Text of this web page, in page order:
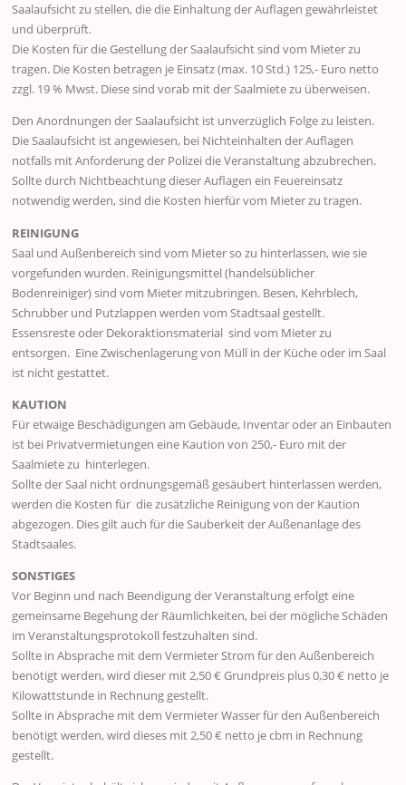
Saalaufsicht zu stellen, die die Einhaltung der Auflagen gewährleistet
und überprüft.
Die Kosten für die Gestellung der Saalaufsicht sind vom Mieter zu
tragen. Die Kosten betragen je Einsatz (max. 10 Std.) 125,- Euro netto
zzgl. 19 % Mwst. Diese sind vorab mit der Saalmiete zu überweisen.
Den Anordnungen der Saalaufsicht ist unverzüglich Folge zu leisten.
Die Saalaufsicht ist angewiesen, bei Nichteinhalten der Auflagen
notfalls mit Anforderung der Polizei die Veranstaltung abzubrechen.
Sollte durch Nichtbeachtung dieser Auflagen ein Feuereinsatz
notwendig werden, sind die Kosten hierfür vom Mieter zu tragen.
REINIGUNG
Saal und Außenbereich sind vom Mieter so zu hinterlassen, wie sie
vorgefunden wurden. Reinigungsmittel (handelsüblicher
Bodenreiniger) sind vom Mieter mitzubringen. Besen, Kehrblech,
Schrubber und Putzlappen werden vom Stadtsaal gestellt.
Essensreste oder Dekoraktionsmaterial sind vom Mieter zu
entsorgen. Eine Zwischenlagerung von Müll in der Küche oder im Saal
ist nicht gestattet.
KAUTION
Für etwaige Beschädigungen am Gebäude, Inventar oder an Einbauten
ist bei Privatvermietungen eine Kaution von 250,- Euro mit der
Saalmiete zu hinterlegen.
Sollte der Saal nicht ordnungsgemäß gesäubert hinterlassen werden,
werden die Kosten für die zusätzliche Reinigung von der Kaution
abgezogen. Dies gilt auch für die Sauberkeit der Außenanlage des
Stadtsaales.
SONSTIGES
Vor Beginn und nach Beendigung der Veranstaltung erfolgt eine
gemeinsame Begehung der Räumlichkeiten, bei der mögliche Schäden
im Veranstaltungsprotokoll festzuhalten sind.
Sollte in Absprache mit dem Vermieter Strom für den Außenbereich
benötigt werden, wird dieser mit 2,50 € Grundpreis plus 0,30 € netto je
Kilowattstunde in Rechnung gestellt.
Sollte in Absprache mit dem Vermieter Wasser für den Außenbereich
benötigt werden, wird dieses mit 2,50 € netto je cbm in Rechnung
gestellt.